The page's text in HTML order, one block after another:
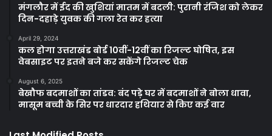
मंगलौर में ईद की खुशियां मातम में बदली: पुरानी रंजिश को लेकर
दिन-दहाड़े युवक की गला रेत कर हत्या
April 29, 2024
कल होगा उत्तराखंड बोर्ड 10वीं-12वीं का रिजल्ट घोषित, इस
वेबसाइट पर इतने बजे कर सकेंगे रिजल्ट चेक
August 6, 2025
बेखौफ बदमाशों का तांडव: बंद पड़े घर में बदमाशों ने बोला धावा,
मासूम बच्ची के सिर पर धारदार हथियार से किए कई वार